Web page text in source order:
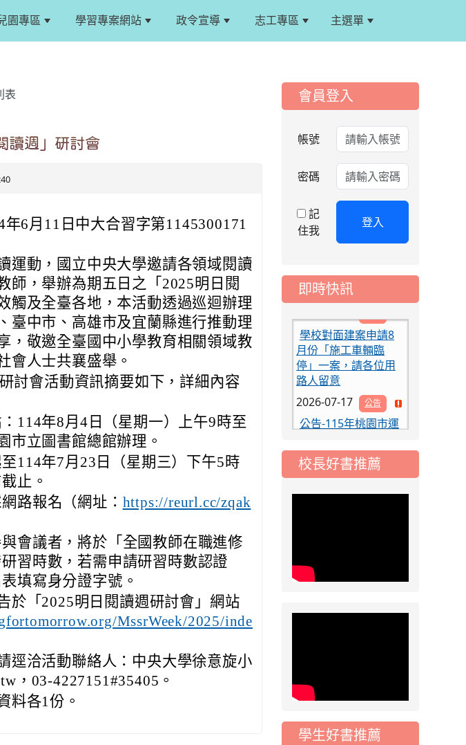
園專區 學習專案網站 政令宣導 志工專區 主選單
表
讀週」研討會
6月11日中大合習字第1145300171
運動，國立中央大學邀請各領域閱讀
師，舉辦為期五日之「2025明日閱
觸及全臺各地，本活動透過巡迴辦理
臺中市、高雄市及宜蘭縣進行推動理
，敬邀全臺國中小學教育相關領域教
會人士共襄盛舉。
討會活動資訊摘要如下，詳細內容
114年8月4日（星期一）上午9時至
市立圖書館總館辦理。
114年7月23日（星期三）下午5時
止。
路報名（網址： https://reurl.cc/zqak
會議者，將於「全國教師在職進修
習時數，若需申請研習時數認證
填寫身分證字號。
於「2025明日閱讀週研討會」網站
MssrWeek/2025/inde
逕洽活動聯絡人：中央大學徐意旋小
，03-4227151#35405。
料各1份。
::: 會員登入
帳號
密碼
記
住我
登入
即時快訊
2026-08-06
115年桃園市運動會國
小游泳比賽楊梅區代
表選手服裝領取通知
2026-08-05
重要
115學年度課後照顧
服務班教師甄選簡章
2026-08-03
重要
115學年度一、三、
公告
2026-07-31
學校對面建案申請8
月份「施工車輛臨
停」一案，請各位用
路人留意
2026-07-17
公告-115年桃園市運
動會國小游泳比賽楊
比賽通知
2026-08-06
公告
服務班教師甄選簡章
115學年度一、三、
學校對面建案申請8
月份「施工車輛臨
停」一案，請各位用
路人留意
校長好書推薦
學生好書推薦